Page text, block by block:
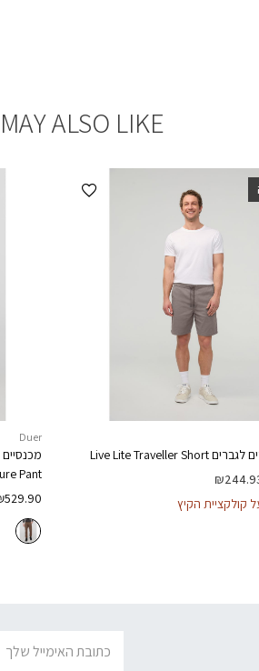
ALSO LIKE
הוספה למועדפים
לגבריםLive Lite Traveller Short
₪
Duer
Pant
529.90